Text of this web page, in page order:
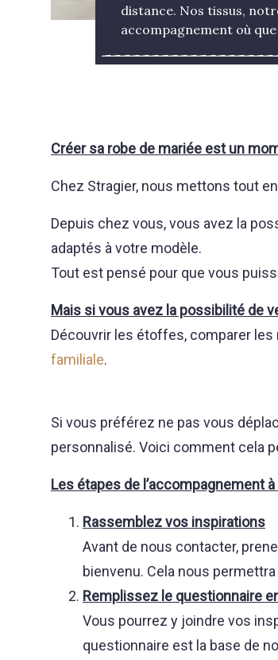
distance. Nos tissus,
accompagnement où que
Créer sa robe de mariée est un
Chez Stragier, nous mettons tout
Depuis chez vous, vous avez la
adaptés à votre modèle.
Tout est pensé pour que vous
Mais si vous avez la possibilité de
Découvrir les étoffes, comparer les
familiale.
Si vous préférez ne pas vous
personnalisé. Voici comment cela
Les étapes de l’accompagnement
Rassemblez vos inspirations
Avant de nous contacter,
bienvenu. Cela nous
Remplissez le questionnaire
Vous pourrez y joindre vos
questionnaire est la base de